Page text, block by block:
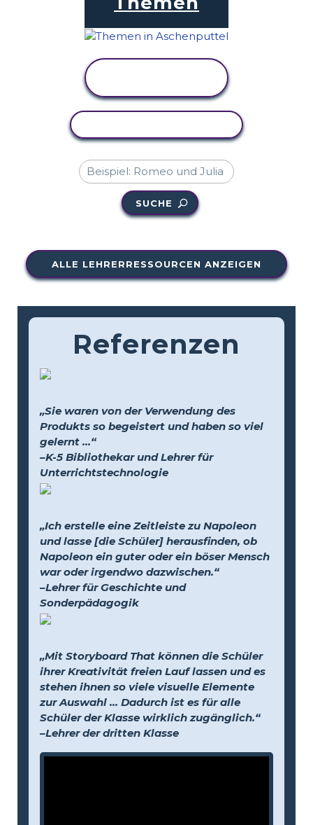
SUCHE
ALLE LEHRERRESSOURCEN ANZEIGEN
Referenzen
„Sie waren von der Verwendung des
Produkts so begeistert und haben so viel
gelernt …“
–K-5 Bibliothekar und Lehrer für
Unterrichtstechnologie
„Ich erstelle eine Zeitleiste zu Napoleon
und lasse [die Schüler] herausfinden, ob
Napoleon ein guter oder ein böser Mensch
war oder irgendwo dazwischen.“
–Lehrer für Geschichte und
Sonderpädagogik
„Mit Storyboard That können die Schüler
ihrer Kreativität freien Lauf lassen und es
stehen ihnen so viele visuelle Elemente
zur Auswahl … Dadurch ist es für alle
Schüler der Klasse wirklich zugänglich.“
–Lehrer der dritten Klasse